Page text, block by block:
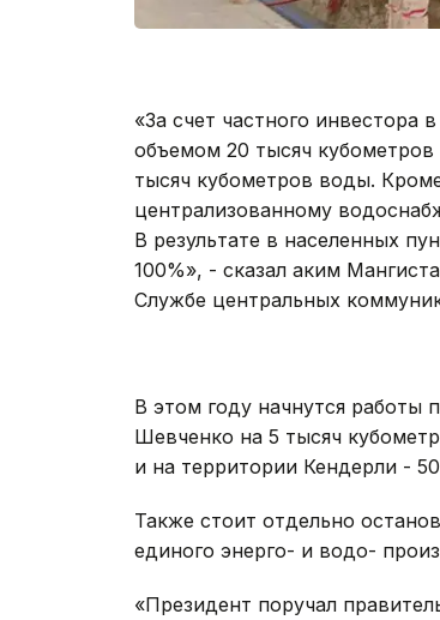
«За счет частного инвестора
объемом 20 тысяч
тысяч кубометров воды.
централизованному
В результате в населенных
100%», - сказал аким
Службе центральных
В этом году начнутся работы
Шевченко на 5 тысяч
и на территории Кендерли -
Также стоит отдельно
единого энерго- и водо-
«Президент поручал